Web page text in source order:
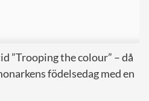
”Trooping the colour” – då
födelsedag med en